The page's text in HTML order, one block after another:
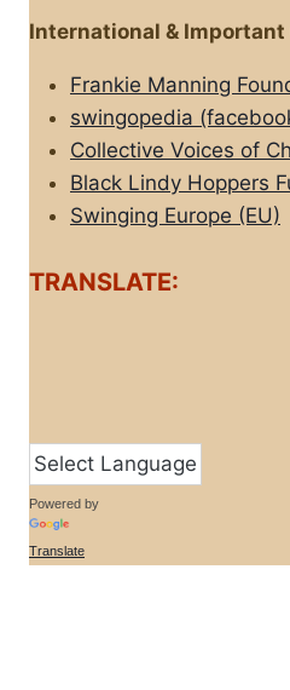
International &
Frankie Manning
swingopedia
Collective Voices of
Black Lindy Hoppers
Swinging Europe (EU)
TRANSLATE:
Powered by
Translate